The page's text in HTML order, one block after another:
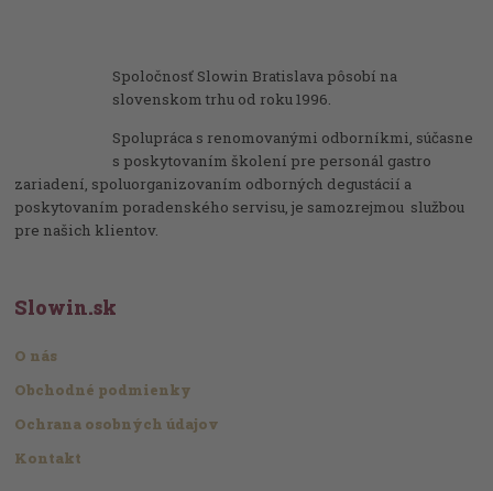
Spoločnosť Slowin Bratislava pôsobí na
slovenskom trhu od roku 1996.
Spolupráca s renomovanými odborníkmi, súčasne
s poskytovaním školení pre personál gastro
zariadení, spoluorganizovaním odborných degustácií a
poskytovaním poradenského servisu, je samozrejmou službou
pre našich klientov.
Slowin.sk
O nás
Obchodné podmienky
Ochrana osobných údajov
Kontakt